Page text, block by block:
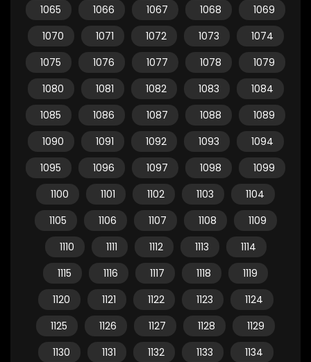
1065
1066 1067 1068
1069
1070
1071 1072 1073
1074
1075
1076 1077 1078
1079
1080
1081 1082 1083
1084
1085
1086 1087 1088
1089
1090
1091 1092 1093
1094
1095
1096 1097 1098
1099
1100
1101 1102 1103
1104
1105
1106 1107 1108
1109
1110
1111 1112 1113
1114
1115
1116 1117 1118
1119
1120
1121 1122 1123
1124
1125
1126 1127 1128
1129
1130
1131 1132 1133
1134